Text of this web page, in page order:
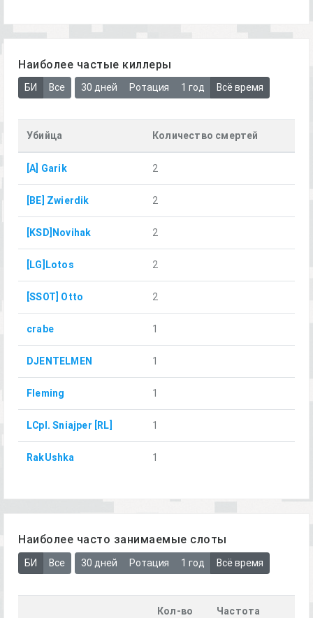
Наиболее частые киллеры
БИ Все 30 дней Ротация 1 год Всё время
Убийца Количество смертей
[A] Garik 2
[BE] Zwierdik 2
[KSD]Novihak 2
[LG]Lotos 2
[SSOT] Otto 2
crabe 1
DJENTELMEN 1
Fleming 1
LCpl. Sniajper [RL] 1
RakUshka 1
Наиболее часто занимаемые слоты
БИ Все 30 дней Ротация 1 год Всё время
Кол-во
Частота